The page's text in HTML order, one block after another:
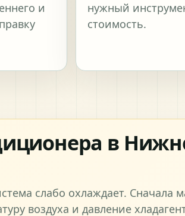
и
нужный
стоимость.
в
слабо охлаждает. Сначала
воздуха и давление